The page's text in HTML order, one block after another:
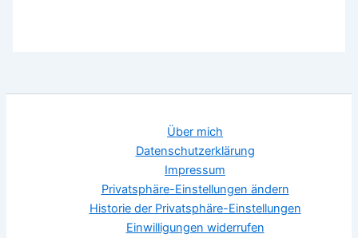
Über mich
Datenschutzerklärung
Impressum
Privatsphäre-Einstellungen ändern
Historie der Privatsphäre-Einstellungen
Einwilligungen widerrufen